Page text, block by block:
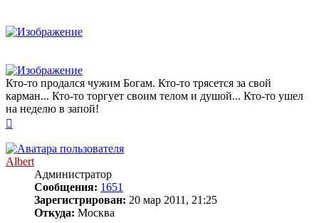
Кто-то продался чужим Богам. Кто-то трясется за свой
карман... Кто-то торгует своим телом и душой... Кто-то ушел
на неделю в запой!
началу
Albert
Администратор
Сообщения: 1651
Зарегистрирован: 20 мар 2011, 21:25
Откуда: Москва